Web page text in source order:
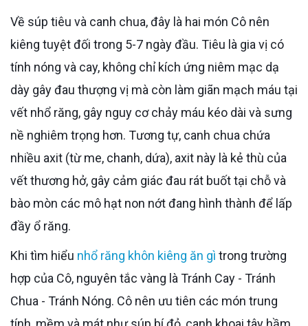
Về súp tiêu và canh chua, đây là hai món Cô nên
kiêng tuyệt đối trong 5-7 ngày đầu. Tiêu là gia vị có
tính nóng và cay, không chỉ kích ứng niêm mạc dạ
dày gây đau thượng vị mà còn làm giãn mạch máu tại
vết nhổ răng, gây nguy cơ chảy máu kéo dài và sưng
nề nghiêm trọng hơn. Tương tự, canh chua chứa
nhiều axit (từ me, chanh, dứa), axit này là kẻ thù của
vết thương hở, gây cảm giác đau rát buốt tại chỗ và
bào mòn các mô hạt non nớt đang hình thành để lấp
đầy ổ răng.
Khi tìm hiểu nhổ răng khôn kiêng ăn gì trong trường
hợp của Cô, nguyên tắc vàng là Tránh Cay - Tránh
Chua - Tránh Nóng. Cô nên ưu tiên các món trung